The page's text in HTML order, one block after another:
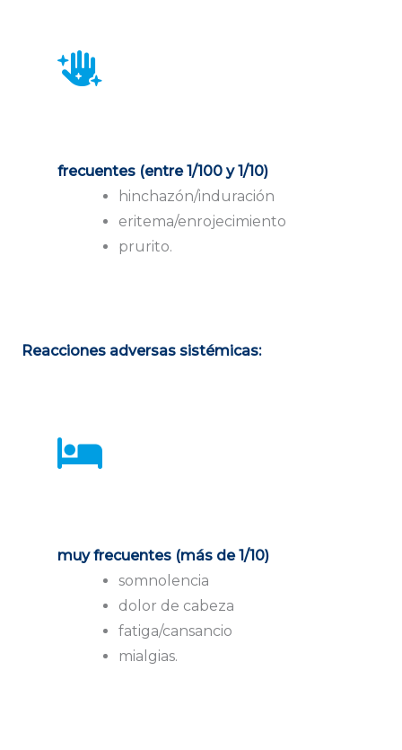
frecuentes (entre 1/100 y 1/10)
hinchazón/induración
eritema/enrojecimiento
prurito.
Reacciones adversas sistémicas:
muy frecuentes (más de 1/10)
somnolencia
dolor de cabeza
fatiga/cansancio
mialgias.